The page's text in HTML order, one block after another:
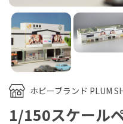
ホビーブランド PLUM
1/150スケール